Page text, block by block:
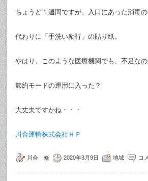
ちょうど１週間ですが、入口にあった消毒
代わりに「手洗い励行」の貼り紙。
やはり、このような医療機関でも、不足なの
節約モードの運用に入った？
大丈夫ですかね・・・
川合運輸株式会社ＨＰ
川合 修 2020年3月9日 地域 コ